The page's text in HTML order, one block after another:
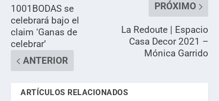
1001BODAS se
celebrará bajo el
claim ‘Ganas de
celebrar’
ANTERIOR
PRÓXIMO
La Redoute | Espacio
Casa Decor 2021 –
Mónica Garrido
ARTÍCULOS RELACIONADOS